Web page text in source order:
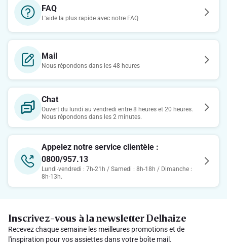
FAQ
L'aide la plus rapide avec notre FAQ
Mail
Nous répondons dans les 48 heures
Chat
Ouvert du lundi au vendredi entre 8 heures et 20 heures.
Nous répondons dans les 2 minutes.
Appelez notre service clientèle :
0800/957.13
Lundi-vendredi : 7h-21h / Samedi : 8h-18h / Dimanche :
8h-13h.
Inscrivez-vous à la newsletter Delhaize
Recevez chaque semaine les meilleures promotions et de
l'inspiration pour vos assiettes dans votre boîte mail.